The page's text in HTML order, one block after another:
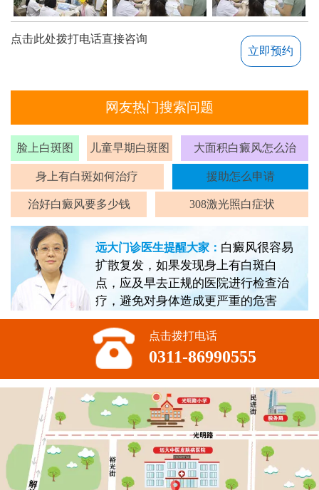
点击此处拨打电话直接咨询
立即预约
网友热门搜索问题
脸上白斑图 儿童早期白斑图 大面积白癜风怎么治
身上有白斑如何治疗 援助怎么申请
治好白癜风要多少钱 308激光照白症状
远大门诊医生提醒大家： 白癜风很容易
扩散复发，如果发现身上有白斑白
点，应及早去正规的医院进行检查治
疗，避免对身体造成更严重的危害
点击拨打电话
0311-86990555